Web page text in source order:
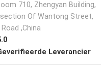
710, Zhengyan Building,
Of Wantong Street,
Road ,China
Leverancier